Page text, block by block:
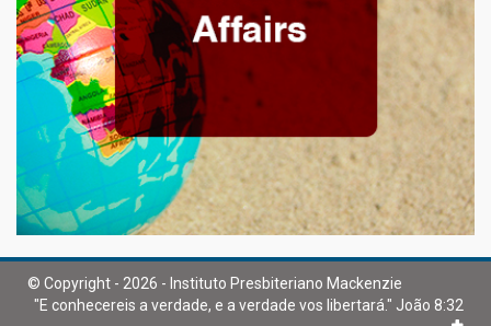
© Copyright - 2026 - Instituto Presbiteriano Mackenzie
"E conhecereis a verdade, e a verdade vos libertará." João 8:32